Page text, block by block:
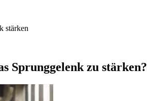
stärken
Sprunggelenk zu stärken?